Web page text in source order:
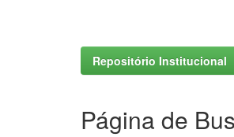
Repositório Institucional
Página de